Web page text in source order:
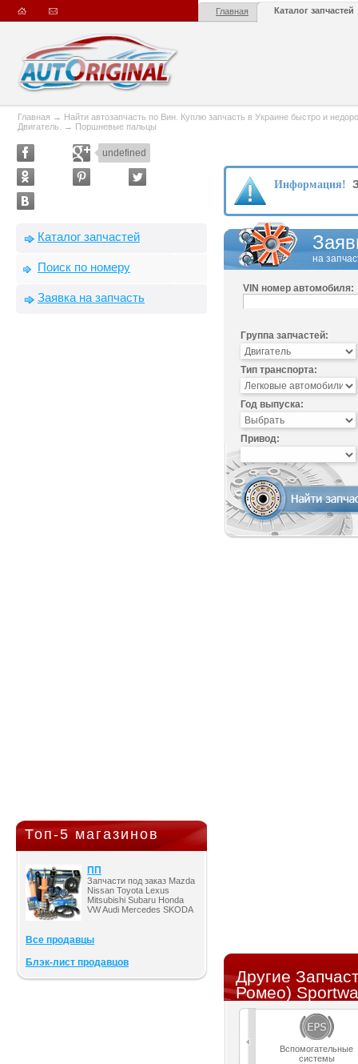
Главная Каталог запчастей
Главная → Найти автозапчасть по Вин. Куплю запчасть в Украине быстро и
Двигатель.
→ Поршневые пальцы
undefined
Каталог запчастей
Поиск по номеру
Заявка на запчасть
Топ-5 магазинов
ПП
Запчасти под заказ Mazda
Nissan Toyota Lexus
Mitsubishi Subaru Honda
VW Audi Mercedes SKODA
Все продавцы
Блэк-лист продавцов
Информация!
на
VIN номер автомобиля:
Группа запчастей:
Тип транспорта:
Год выпуска:
Привод:
Другие
Ромео)
Вспомогательные
системы